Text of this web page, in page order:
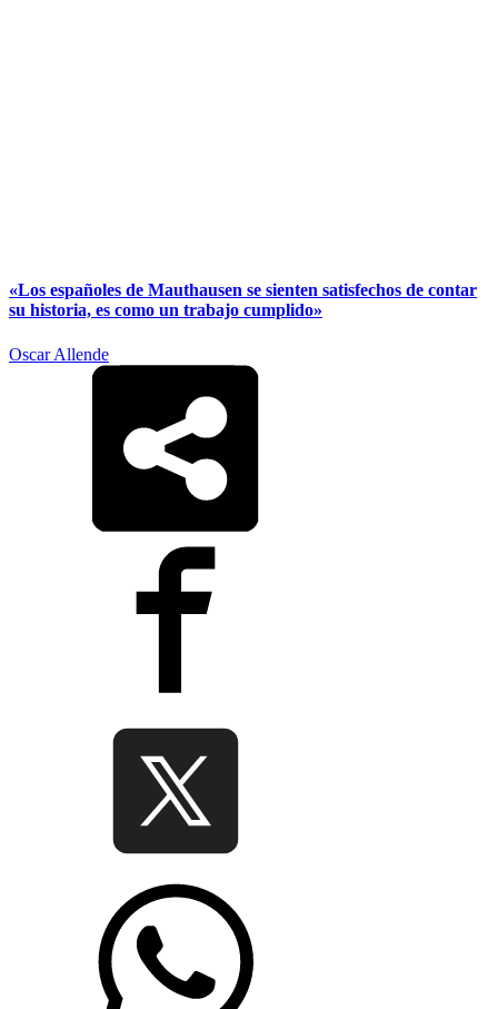
«Los españoles de Mauthausen se sienten satisfechos de contar
su historia, es como un trabajo cumplido»
Oscar Allende